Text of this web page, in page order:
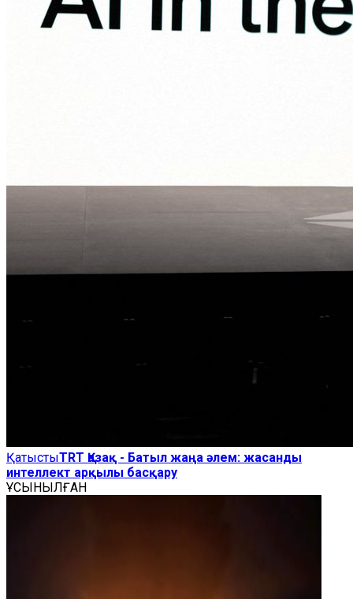
ҚатыстыTRT Қазақ - Батыл жаңа әлем: жасанды
интеллект арқылы басқару
ҰСЫНЫЛҒАН